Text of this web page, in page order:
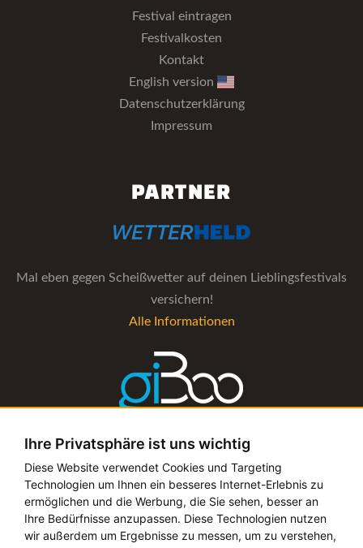
Ihre Privatsphäre ist uns wichtig
Diese Website verwendet Cookies und Targeting
Technologien um Ihnen ein besseres Internet-Erlebnis zu
ermöglichen und die Werbung, die Sie sehen, besser an
Ihre Bedürfnisse anzupassen. Diese Technologien nutzen
wir außerdem um Ergebnisse zu messen, um zu verstehen,
Festival eintragen
Festivalkosten
Kontakt
English version
Datenschutzerklärung
Impressum
PARTNER
Mal eben gegen Scheißwetter auf deinen Lieblingsfestivals
versichern!
Alle Informationen
Die Verwaltungs-Software für alle Künstler- und
Bookingagenturen
Alle Informationen